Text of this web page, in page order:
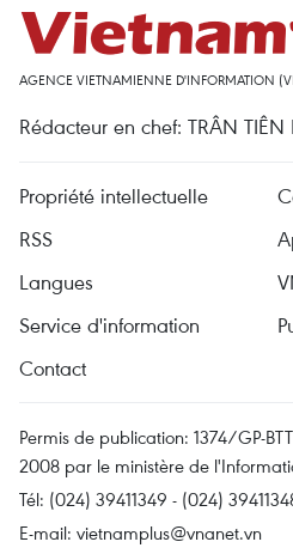
AGENCE VIETNAMIENNE D'INFORMATION
Rédacteur en chef: TRÂN TIÊN
Propriété intellectuelle
RSS
Langues
Service d'information
Contact
Permis de publication: 1374/GP-
2008 par le ministère de
Tél: (024) 39411349 - (024)
E-mail: vietnamplus@vnanet.vn